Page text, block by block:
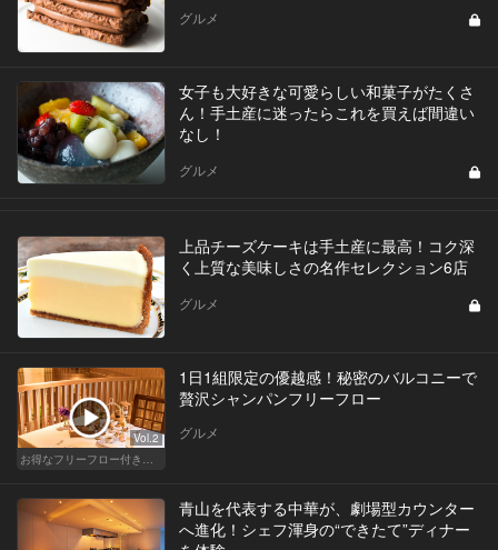
グルメ
女子も大好きな可愛らしい和菓子がたくさ
ん！手土産に迷ったらこれを買えば間違い
なし！
グルメ
上品チーズケーキは手土産に最高！コク深
く上質な美味しさの名作セレクション6店
グルメ
Vol.2
お得なフリーフロー付きで料理が美味しいレストラン
1日1組限定の優越感！秘密のバルコニーで
贅沢シャンパンフリーフロー
グルメ
青山を代表する中華が、劇場型カウンター
へ進化！シェフ渾身の“できたて”ディナー